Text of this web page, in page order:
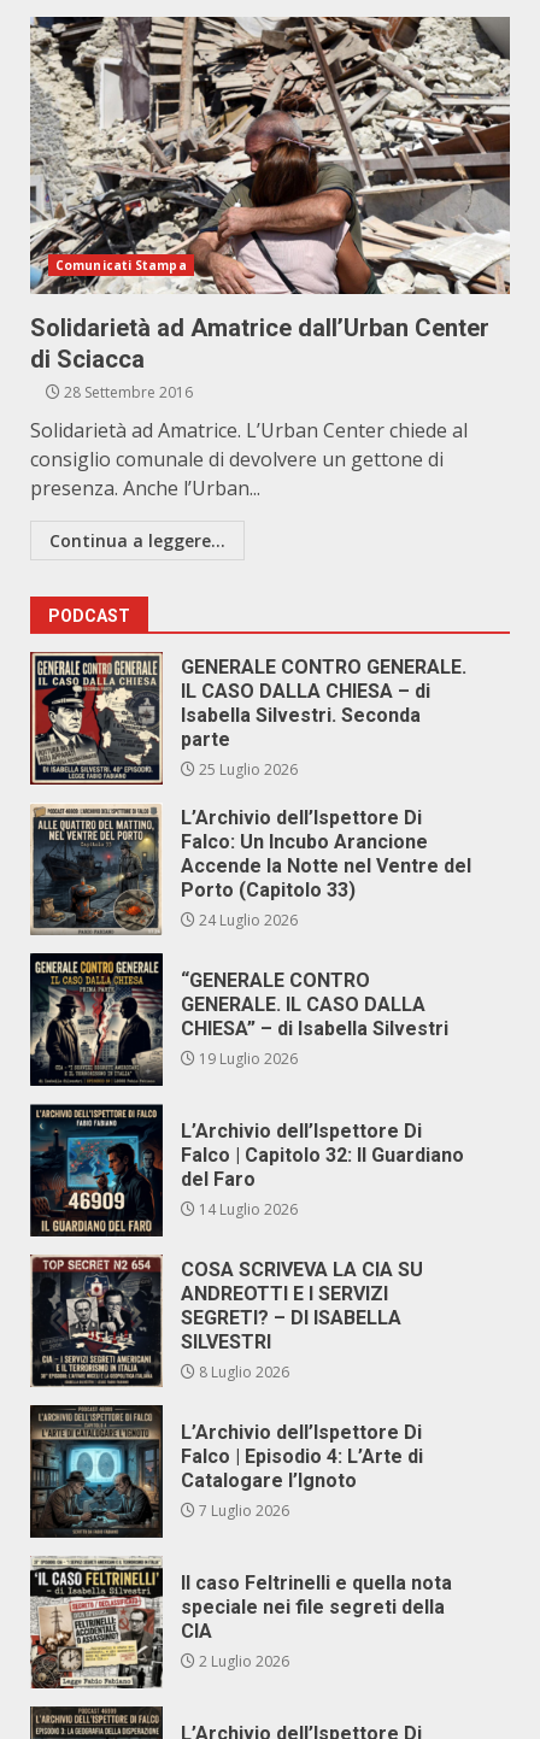
Comunicati Stampa
Solidarietà ad Amatrice dall’Urban Center
di Sciacca
28 Settembre 2016
Solidarietà ad Amatrice. L’Urban Center chiede al
consiglio comunale di devolvere un gettone di
presenza. Anche l’Urban...
Continua a leggere...
PODCAST
GENERALE CONTRO GENERALE.
IL CASO DALLA CHIESA – di
Isabella Silvestri. Seconda
parte
25 Luglio 2026
L’Archivio dell’Ispettore Di
Falco: Un Incubo Arancione
Accende la Notte nel Ventre del
Porto (Capitolo 33)
24 Luglio 2026
“GENERALE CONTRO
GENERALE. IL CASO DALLA
CHIESA” – di Isabella Silvestri
19 Luglio 2026
L’Archivio dell’Ispettore Di
Falco | Capitolo 32: Il Guardiano
del Faro
14 Luglio 2026
COSA SCRIVEVA LA CIA SU
ANDREOTTI E I SERVIZI
SEGRETI? – DI ISABELLA
SILVESTRI
8 Luglio 2026
L’Archivio dell’Ispettore Di
Falco | Episodio 4: L’Arte di
Catalogare l’Ignoto
7 Luglio 2026
Il caso Feltrinelli e quella nota
speciale nei file segreti della
CIA
2 Luglio 2026
L’Archivio dell’Ispettore Di